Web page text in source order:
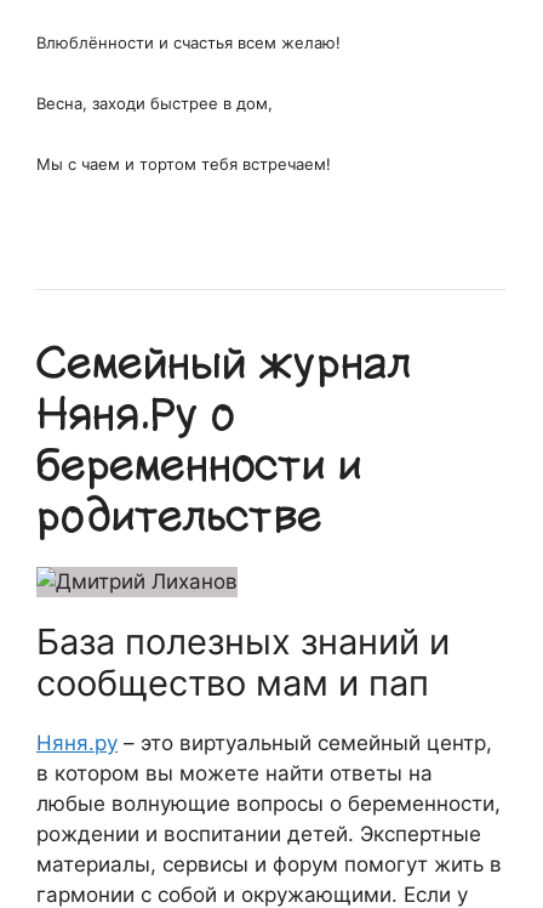
Влюблённости и счастья всем желаю!
Весна, заходи быстрее в дом,
Мы с чаем и тортом тебя встречаем!
Семейный журнал
Няня.Ру о
беременности и
родительстве
База полезных знаний и
сообщество мам и пап
Няня.ру – это виртуальный семейный центр,
в котором вы можете найти ответы на
любые волнующие вопросы о беременности,
рождении и воспитании детей. Экспертные
материалы, сервисы и форум помогут жить в
гармонии с собой и окружающими. Если у